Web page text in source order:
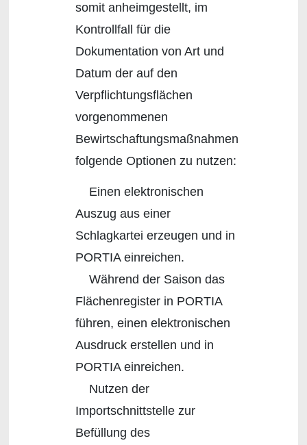
somit anheimgestellt, im
Kontrollfall für die
Dokumentation von Art und
Datum der auf den
Verpflichtungsflächen
vorgenommenen
Bewirtschaftungsmaßnahmen
folgende Optionen zu nutzen:
Einen elektronischen
Auszug aus einer
Schlagkartei erzeugen und in
PORTIA einreichen.
Während der Saison das
Flächenregister in PORTIA
führen, einen elektronischen
Ausdruck erstellen und in
PORTIA einreichen.
Nutzen der
Importschnittstelle zur
Befüllung des